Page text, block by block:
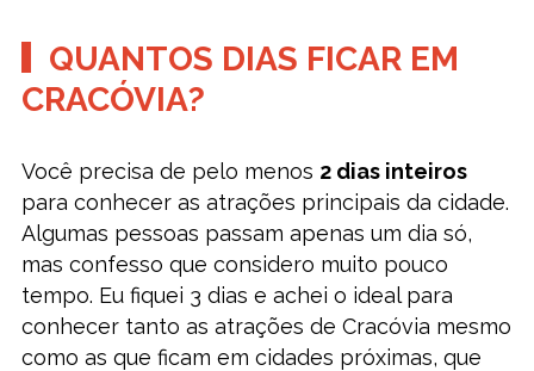
QUANTOS DIAS FICAR EM
CRACÓVIA?
Você precisa de pelo menos 2 dias inteiros
para conhecer as atrações principais da cidade.
Algumas pessoas passam apenas um dia só,
mas confesso que considero muito pouco
tempo. Eu fiquei 3 dias e achei o ideal para
conhecer tanto as atrações de Cracóvia mesmo
como as que ficam em cidades próximas, que